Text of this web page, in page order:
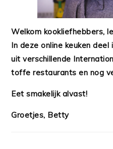
Welkom kookliefhebbers,
In deze online keuken
uit verschillende
toffe restaurants en nog
Eet smakelijk alvast!
Groetjes, Betty